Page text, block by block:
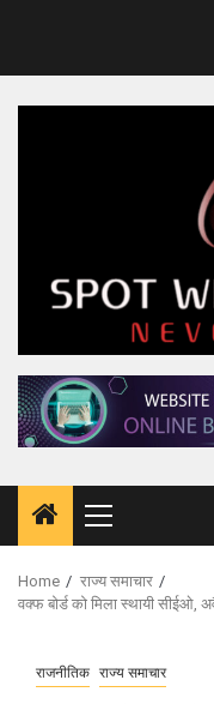
Primary
Menu
Home
राज्य समाचार
वक्फ बोर्ड को मिला स्थायी सीईओ,
राजनीतिक राज्य समाचार